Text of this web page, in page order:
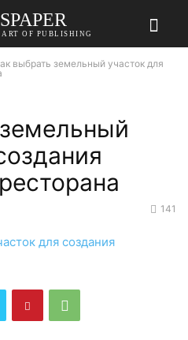
OF PUBLISHING
выбрать земельный участок для
141